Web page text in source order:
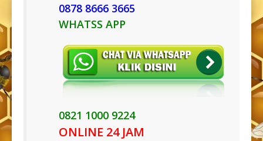
0878 8666 3665
WHATSS APP
0821 1000 9224
ONLINE 24 JAM